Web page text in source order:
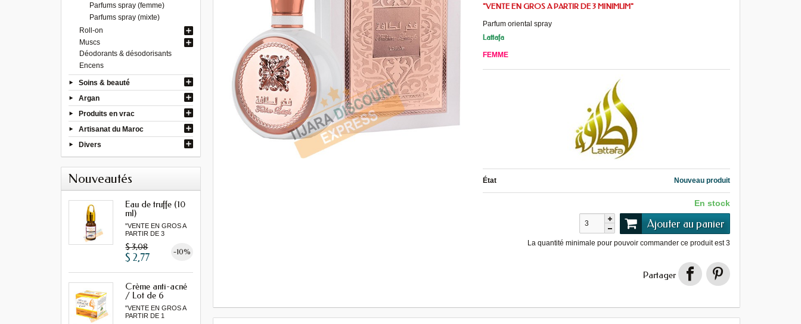
Parfums spray (femme)
Parfums spray (mixte)
Roll-on
Muscs
Déodorants & désodorisants
Encens
Soins & beauté
Argan
Produits en vrac
Artisanat du Maroc
Divers
Nouveautés
Eau de truffe (10
ml)
"VENTE EN GROS A
PARTIR DE 3
$ 3,08 -10%
$ 2,77
Crème anti-acné
/ Lot de 6
"VENTE EN GROS A
PARTIR DE 1
"VENTE EN GROS A PARTIR DE 3 MINIMUM"
Parfum oriental spray
Lattafa
FEMME
État Nouveau produit
En stock
Ajouter au panier
La quantité minimale pour pouvoir commander ce produit est3
Partager